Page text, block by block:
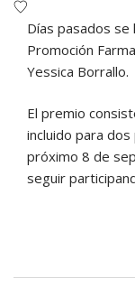
Días pasados
Promoción
Yessica Borrallo.
El premio
incluido para
próximo 8 de
seguir